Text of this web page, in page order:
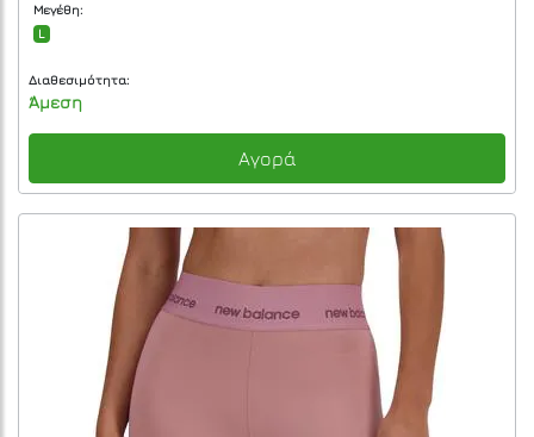
Μεγέθη:
L
Διαθεσιμότητα:
Άμεση
Αγορά